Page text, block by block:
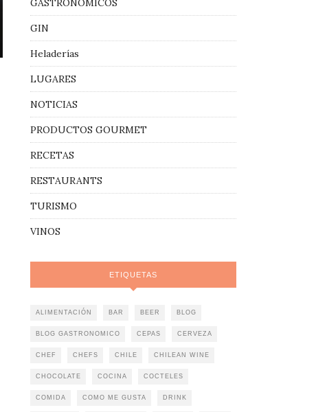
GASTRONÓMICOS
GIN
Heladerías
LUGARES
NOTICIAS
PRODUCTOS GOURMET
RECETAS
RESTAURANTS
TURISMO
VINOS
ETIQUETAS
ALIMENTACIÓN BAR BEER BLOG
BLOG GASTRONOMICO CEPAS CERVEZA
CHEF CHEFS CHILE CHILEAN WINE
CHOCOLATE COCINA COCTELES
COMIDA COMO ME GUSTA DRINK